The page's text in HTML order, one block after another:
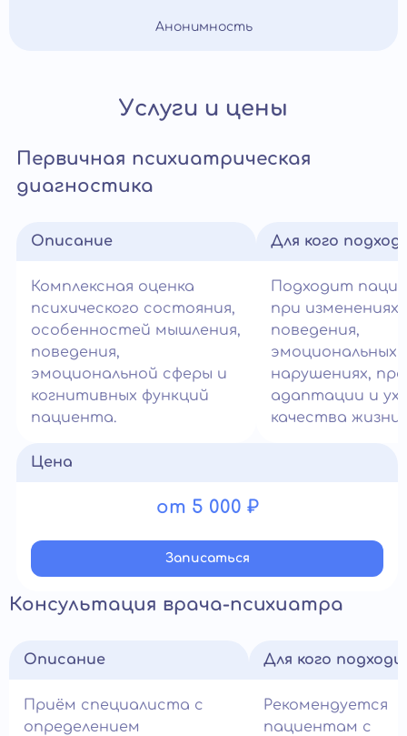
Анонимность
Услуги и цены
Первичная психиатрическая
диагностика
Описание
Комплексная оценка
психического состояния,
особенностей мышления,
поведения,
эмоциональной сферы и
когнитивных функций
пациента.
Для кого
Подходит
при изменениях
поведения,
эмоциональных
нарушениях,
адаптации и
качества жизни.
Цена
от 5 000 ₽
Записатьcя
Консультация врача-психиатра
Описание
Приём специалиста с
определением
Для кого
Рекомендуется
пациентам с